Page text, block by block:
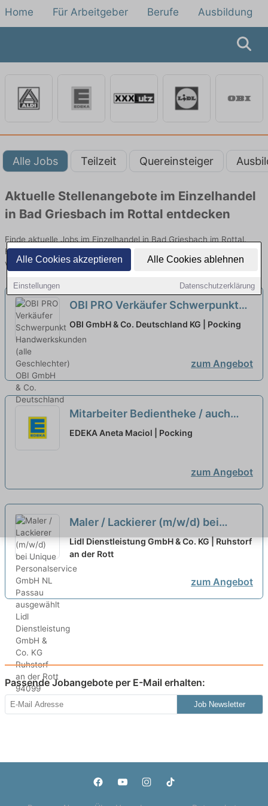
Alle Cookies akzeptieren Alle Cookies ablehnen
Einstellungen Datenschutzerklärung
Home Für Arbeitgeber Berufe Ausbildung
Alle Jobs Teilzeit Quereinsteiger
Aktuelle Stellenangebote im Einzelhandel
in Bad Griesbach im Rottal entdecken
Finde aktuelle Jobs im Einzelhandel in Bad Griesbach im Rottal.
Hier alle offenen Stellenangebote im Verkauf, Vertrieb und Handel
vergleichen.
OBI PRO Verkäufer Schwerpunkt
Handwerkskunden (alle
Geschlechter)
OBI GmbH & Co. Deutschland KG | Pocking
zum Angebot
Mitarbeiter Bedientheke / auch
Quereinsteiger (m/w/d) EDEKA
EDEKA Aneta Maciol | Pocking
zum Angebot
Maler / Lackierer (m/w/d) bei
Unique Personalservice GmbH NL
Passau ausgewählt
Lidl Dienstleistung GmbH & Co. KG | Ruhstorf
an der Rott
zum Angebot
Passende Jobangebote per E-Mail erhalten:
Job Newsletter